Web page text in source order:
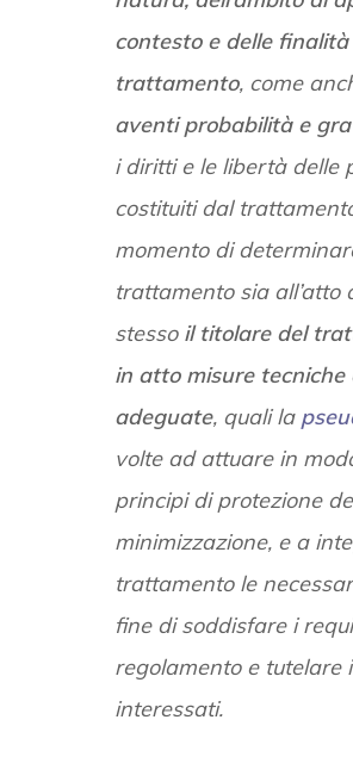
contesto e delle finalità
trattamento, come
aventi probabilità e
i diritti e le libertà delle
costituiti dal
momento di
trattamento sia all’atto
stesso il titolare del
in atto misure tecniche
adeguate, quali la
volte ad attuare in
principi di protezione
minimizzazione, e a
trattamento le
fine di soddisfare i
regolamento e tutelare
interessati.